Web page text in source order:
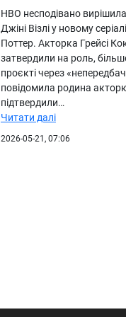
HBO несподівано
Джіні Візлі у новому
Поттер. Акторка Грейсі
затвердили на роль,
проєкті через
повідомила родина
підтвердили…
Читати далі
2026-05-21, 07:06